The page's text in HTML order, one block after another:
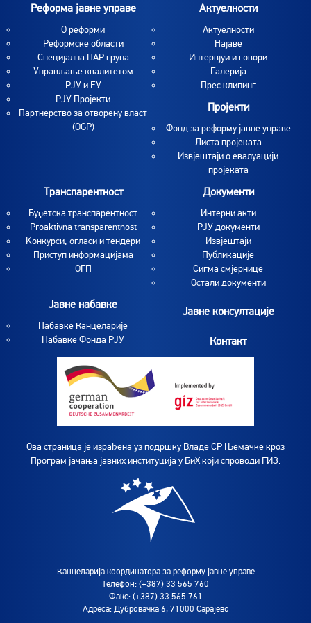
Реформа јавне управе
О реформи
Реформске области
Специјална ПАР група
Управљање квалитетом
РЈУ и ЕУ
РЈУ Пројекти
Партнерство за отворену власт
(OGP)
Актуелности
Aктуелности
Најаве
Интервјуи и говори
Галерија
Прес клипинг
Пројекти
Фонд за реформу јавне управе
Листа пројеката
Извјештаји о евалуацији
пројеката
Транспарентност
Буџетска транспарентност
Proaktivna transparentnost
Koнкурси, огласи и тендери
Приступ информацијама
ОГП
Документи
Интерни акти
РЈУ документи
Извјештаји
Публикације
Сигма смјернице
Остали документи
Јавне набавке
Набавке Канцеларије
Набавке Фонда РЈУ
Јавне консултације
Контакт
Ова страница је израђена уз подршку Владе СР Њемачке кроз
Програм јачања јавних институција у БиХ који спроводи ГИЗ.
Канцеларија координатора за реформу јавне управе
Телефон: (+387) 33 565 760
Факс: (+387) 33 565 761
Адреса: Дубровачка 6, 71000 Сарајево